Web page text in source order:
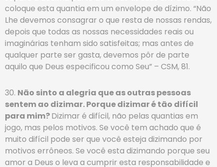
coloque esta quantia em um envelope de dízimo. “Não
Lhe devemos consagrar o que resta de nossas rendas,
depois que todas as nossas necessidades reais ou
imaginárias tenham sido satisfeitas; mas antes de
qualquer parte ser gasta, devemos pôr de parte
aquilo que Deus especificou como Seu” – CSM, 81.
30. Não sinto a alegria que as outras pessoas
sentem ao dizimar. Porque dizimar é tão difícil
para mim?Dizimar é difícil, não pelas quantias em
jogo, mas pelos motivos. Se você tem achado que é
muito difícil pode ser que você esteja dizimando por
motivos errôneos. Se você esta dizimando porque seu
amor a Deus o leva a cumprir esta responsabilidade e